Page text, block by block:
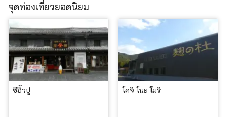
จุดท่องเที่ยวยอดนิยม
ซีอิ๊วปู โคจิ โนะ โมริ